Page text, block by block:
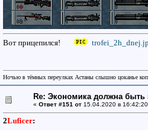
Вот прицепился!
Ночью в тёмных переулках Астаны слышно цоканье
Re: Экономика должна
« Ответ #151 от 15.04.2020 в
2Luficer: